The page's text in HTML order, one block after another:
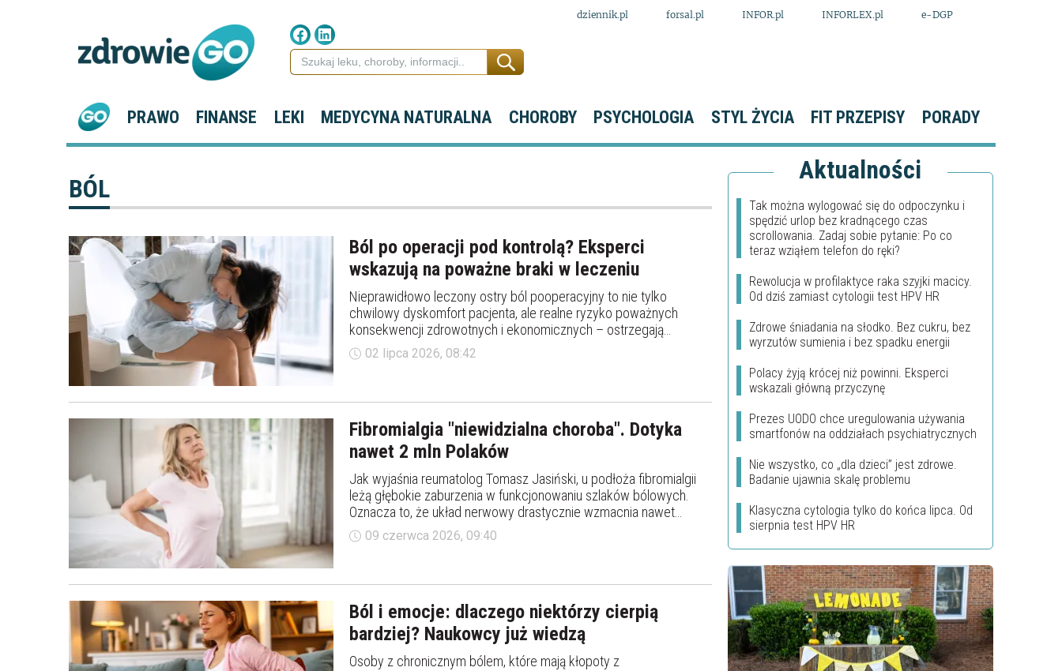
dziennik.pl forsal.pl INFOR.pl INFORLEX.pl e-DGP
PRAWO FINANSE LEKI MEDYCYNA NATURALNA CHOROBY PSYCHOLOGIA STYL ŻYCIA FIT PRZEPISY PORADY
BÓL
Ból po operacji pod kontrolą? Eksperci
wskazują na poważne braki w leczeniu
Nieprawidłowo leczony ostry ból pooperacyjny to nie tylko
chwilowy dyskomfort pacjenta, ale realne ryzyko poważnych
konsekwencji zdrowotnych i ekonomicznych – ostrzegają
eksperci. Jak podkreślano podczas debaty Parlamentarnego
Zespołu ds. Medycyny Bólu, brak właściwej kontroli bólu po
obniża jakość życia pacjentów.
02 lipca 2026, 08:42
Fibromialgia "niewidzialna choroba". Dotyka
nawet 2 mln Polaków
Jak wyjaśnia reumatolog Tomasz Jasiński, u podłoża fibromialgii
leżą głębokie zaburzenia w funkcjonowaniu szlaków bólowych.
Oznacza to, że układ nerwowy drastycznie wzmacnia nawet
najmniejsze bodźce, interpretując je jako silny ból. Choroby, na
którą cierpi ok. 2 mln Polaków, „nie widać” jednak w badaniach.
09 czerwca 2026, 09:40
Ból i emocje: dlaczego niektórzy cierpią
bardziej? Naukowcy już wiedzą
Osoby z chronicznym bólem, które mają kłopoty z
Aktualności
Tak można wylogować się do odpoczynku i
spędzić urlop bez kradnącego czas
scrollowania. Zadaj sobie pytanie: Po co
teraz wziąłem telefon do ręki?
Rewolucja w profilaktyce raka szyjki macicy.
Od dziś zamiast cytologii test HPV HR
Zdrowe śniadania na słodko. Bez cukru, bez
wyrzutów sumienia i bez spadku energii
Polacy żyją krócej niż powinni. Eksperci
wskazali główną przyczynę
Prezes UODO chce uregulowania używania
smartfonów na oddziałach psychiatrycznych
Nie wszystko, co „dla dzieci” jest zdrowe.
Badanie ujawnia skalę problemu
Klasyczna cytologia tylko do końca lipca. Od
sierpnia test HPV HR